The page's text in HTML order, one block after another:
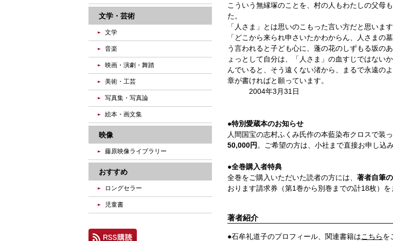
こういう無縁塚のことを、村の人もわたしの父母
た。
「人さま」とは思いのこもった言い方だと思います
「どこから来られ申さいたかわからん、人さまの
う言われると子ども心に、蓬の花のしずもる坂の
ょっとして自分は、「人さま」の血すじではない
んでいると、そう遠くない渚から、まるで永遠の
章が書ければと願っています。
2004年3月31日
●特別愛蔵本のお知らせ
人間国宝の志村ふくみ氏作の本藍染布クロスで装
50,000円 。ご希望の方は、小社まで直接お申し込み
●全巻購入者特典
全巻をご購入いただいた読者の方には、 著者自筆
おります請求券（第1巻から別巻までの計18枚）を
著者紹介
●石牟礼道子のプロフィール、関連書籍はこちらを
文学・芸術
文学
音楽
映画・演劇・舞踏
美術・工芸
写真集・写真論
絵本・画文集
映像
藤原映像ライブラリー
おすすめ
ロングセラー
児童書